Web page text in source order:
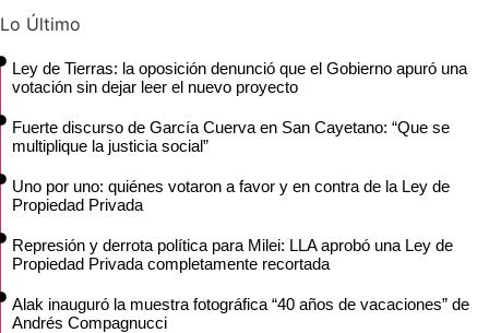
Lo Último
Ley de Tierras: la oposición denunció que el Gobierno apuró una
votación sin dejar leer el nuevo proyecto
Fuerte discurso de García Cuerva en San Cayetano: “Que se
multiplique la justicia social”
Uno por uno: quiénes votaron a favor y en contra de la Ley de
Propiedad Privada
Represión y derrota política para Milei: LLA aprobó una Ley de
Propiedad Privada completamente recortada
Alak inauguró la muestra fotográfica “40 años de vacaciones” de
Andrés Compagnucci